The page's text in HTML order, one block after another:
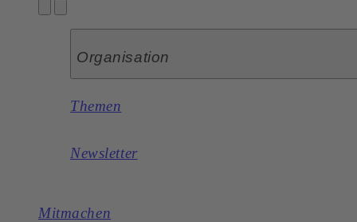
Organisation
Themen
Newsletter
Mitmachen